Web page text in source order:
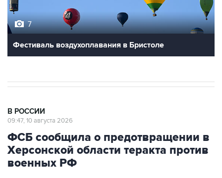
7
Фестиваль воздухоплавания в Бристоле
В РОССИИ
09:47, 10 августа 2026
ФСБ сообщила о предотвращении в
Херсонской области теракта против
военных РФ